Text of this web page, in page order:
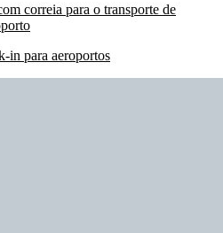
correia para o transporte de
in para aeroportos